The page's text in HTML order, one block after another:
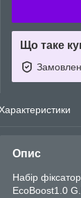
Що таке
Опис
Набір
EcoBoost1.0